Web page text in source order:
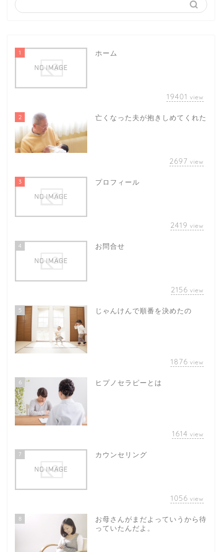
1 ホーム
19401 view
2 亡くなった夫が抱きしめてくれた
2697 view
3 プロフィール
2419 view
4 お問合せ
2156 view
5 じゃんけんで順番を決めたの
1876 view
6 ヒプノセラピーとは
1614 view
7 カウンセリング
1056 view
8
お母さんがまだよっていうから待
っていたんだよ。